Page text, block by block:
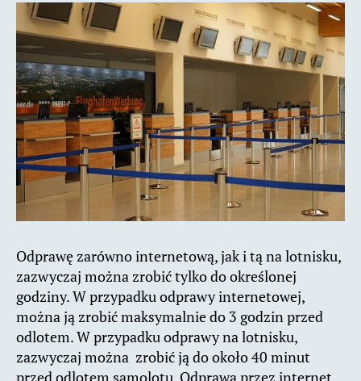
Odprawę zarówno internetową, jak i tą na lotnisku,
zazwyczaj można zrobić tylko do określonej
godziny. W przypadku odprawy internetowej,
można ją zrobić maksymalnie do 3 godzin przed
odlotem. W przypadku odprawy na lotnisku,
zazwyczaj można zrobić ją do około 40 minut
przed odlotem samolotu. Odprawa przez internet